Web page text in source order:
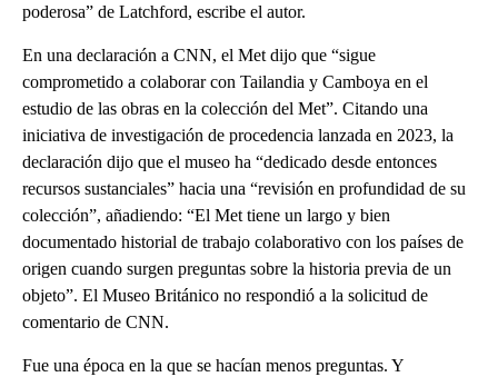
poderosa” de Latchford, escribe el autor.
En una declaración a CNN, el Met dijo que “sigue
comprometido a colaborar con Tailandia y Camboya en el
estudio de las obras en la colección del Met”. Citando una
iniciativa de investigación de procedencia lanzada en 2023, la
declaración dijo que el museo ha “dedicado desde entonces
recursos sustanciales” hacia una “revisión en profundidad de su
colección”, añadiendo: “El Met tiene un largo y bien
documentado historial de trabajo colaborativo con los países de
origen cuando surgen preguntas sobre la historia previa de un
objeto”. El Museo Británico no respondió a la solicitud de
comentario de CNN.
Fue una época en la que se hacían menos preguntas. Y